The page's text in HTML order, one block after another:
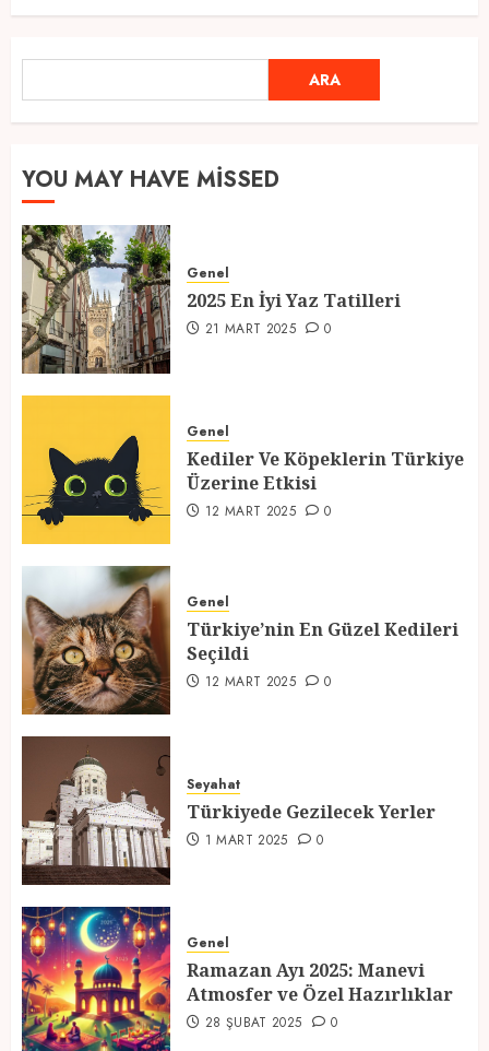
Ramazan Ayı 2025: Manevi
Atmosfer ve Özel Hazırlıklar
1
21 MART 2025
2
Üzerine Etkisi
12 MART 2025 0
3
Seçildi
12 MART 2025 0
4
1 MART 2025
5
Atmosfer ve Özel Hazırlıklar
28 ŞUBAT 2025 0
ARA
YOU MAY HAVE MISSED
Genel
2025 En İyi Yaz Tatilleri
21 MART 2025 0
Genel
Kediler Ve Köpeklerin Türkiye
Üzerine Etkisi
12 MART 2025 0
Genel
Türkiye’nin En Güzel Kedileri
Seçildi
12 MART 2025 0
Seyahat
Türkiyede Gezilecek Yerler
1 MART 2025 0
Genel
Ramazan Ayı 2025: Manevi
Atmosfer ve Özel Hazırlıklar
28 ŞUBAT 2025 0